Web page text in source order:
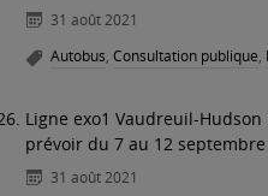
31 août 2021
Autobus, Consultation publique,
Ligne exo1 Vaudreuil-
prévoir du 7 au 12 septembre
31 août 2021